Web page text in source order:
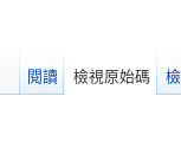
閱讀 檢視原始碼